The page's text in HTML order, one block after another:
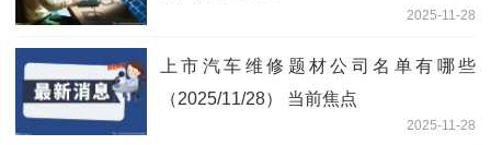
2025-11-28
上市汽车维修题材公司名单有哪些
（2025/11/28） 当前焦点
2025-11-28